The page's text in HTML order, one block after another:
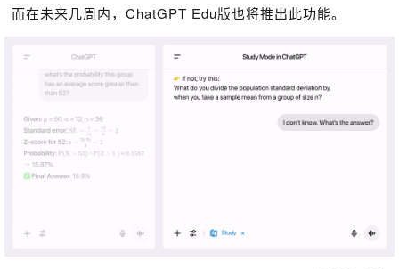
而在未来几周内，ChatGPT Edu版也将推出此功能。